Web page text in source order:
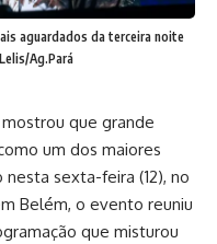
aguardados da terceira noite
Ag.Pará
que grande
um dos maiores
sexta-feira (12), no
Belém, o evento reuniu
que misturou